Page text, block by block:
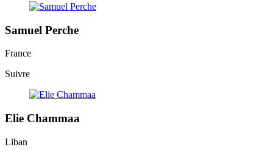
Samuel Perche
France
Suivre
Elie Chammaa
Liban